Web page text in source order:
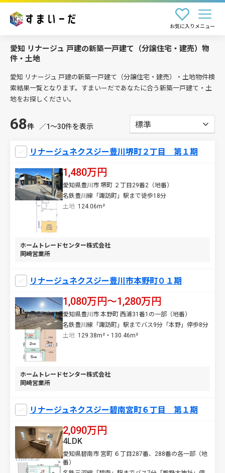
お気に入り メニュー
愛知 リナージュ 戸建の新築一戸建て（分譲住宅・建売）物
件・土地
愛知 リナージュ 戸建の新築一戸建て（分譲住宅・建売）・土地物件検
索結果一覧となります。すまいーだであなたに合う新築一戸建て・土
地をお探しください。
68件 ／1〜30件を表示
リナージュネクスジー豊川堺町２丁目 第１期
1,480万円
愛知県豊川市 堺町 ２丁目29番2（地番）
名鉄豊川線「諏訪町」駅まで徒歩18分
土地 124.06m²
ホームトレードセンター株式会社
岡崎営業所
リナージュネクスジー豊川市本野町０１期
1,080万円〜1,280万円
愛知県豊川市 本野町 西浦31番1の一部（地番）
名鉄豊川線「諏訪町」駅までバス9分「本野」停歩8分
土地 129.38m²・130.46m²
ホームトレードセンター株式会社
岡崎営業所
リナージュネクスジー碧南宮町６丁目 第１期
2,090万円
愛知県碧南市 宮町 ６丁目287番、288番の各一部（地
番）
4LDK